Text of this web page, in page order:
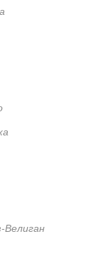
Велиган